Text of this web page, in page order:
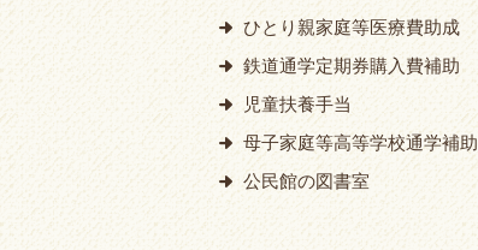
ひとり親家庭等医療費助成
鉄道通学定期券購入費補助
児童扶養手当
母子家庭等高等学校通学補助
公民館の図書室